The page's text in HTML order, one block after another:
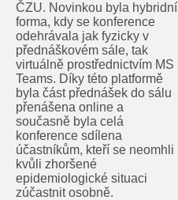
ČZU. Novinkou byla hybridní
forma, kdy se konference
odehrávala jak fyzicky v
přednáškovém sále, tak
virtuálně prostřednictvím MS
Teams. Díky této platformě
byla část přednášek do sálu
přenášena online a
současně byla celá
konference sdílena
účastníkům, kteří se neomhli
kvůli zhoršené
epidemiologické situaci
zúčastnit osobně.